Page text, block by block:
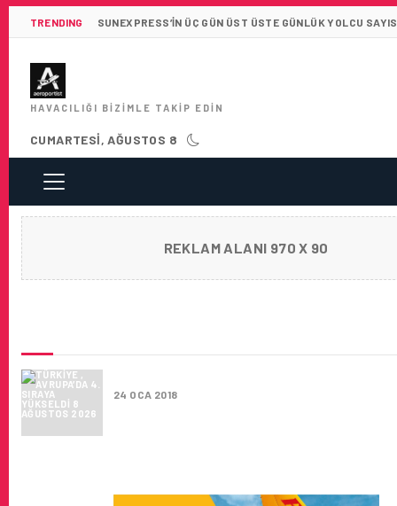
TRENDING SUNEXPRESS’IN ÜÇ GÜN ÜST ÜSTE GÜNLÜK YOLCU
HAVACILIĞI BIZIMLE TAKIP EDIN
CUMARTESI, AĞUSTOS 8
REKLAM ALANI 970 X 90
24 OCA 2018